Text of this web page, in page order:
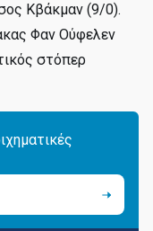
Κβάκμαν (9/0).
Φαν Ούφελεν
στόπερ